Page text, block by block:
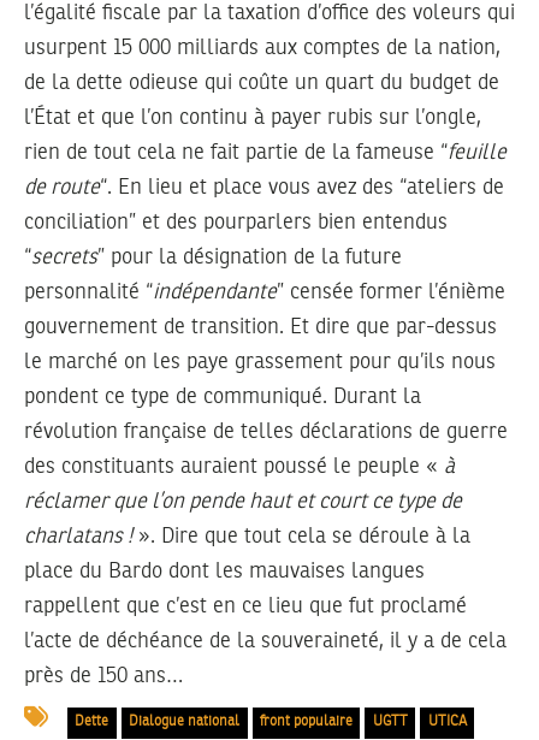
l’égalité fiscale par la taxation d’office des voleurs qui
usurpent 15 000 milliards aux comptes de la nation,
de la dette odieuse qui coûte un quart du budget de
l’État et que l’on continu à payer rubis sur l’ongle,
rien de tout cela ne fait partie de la fameuse “feuille
de route“. En lieu et place vous avez des “ateliers de
conciliation” et des pourparlers bien entendus
“secrets” pour la désignation de la future
personnalité “indépendante” censée former l’énième
gouvernement de transition. Et dire que par-dessus
le marché on les paye grassement pour qu’ils nous
pondent ce type de communiqué. Durant la
révolution française de telles déclarations de guerre
des constituants auraient poussé le peuple « à
réclamer que l’on pende haut et court ce type de
charlatans !». Dire que tout cela se déroule à la
place du Bardo dont les mauvaises langues
rappellent que c’est en ce lieu que fut proclamé
l’acte de déchéance de la souveraineté, il y a de cela
près de 150 ans…
Dette Dialogue national front populaire UGTT UTICA